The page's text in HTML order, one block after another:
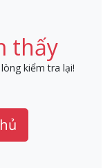
thấy
kiểm tra lại!